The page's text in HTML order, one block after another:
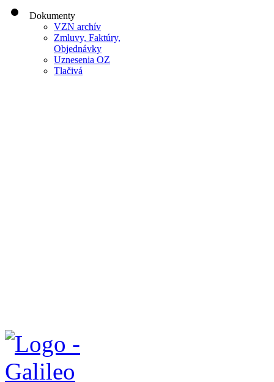
Dokumenty
VZN archív
Zmluvy, Faktúry,
Objednávky
Uznesenia OZ
Tlačivá